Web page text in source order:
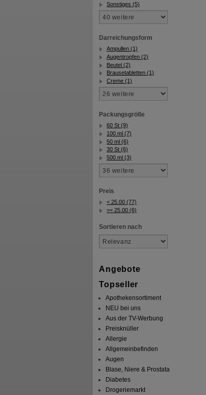
Sonstiges (5)
Darreichungsform
Ampullen (1)
Augentropfen (2)
Beutel (2)
Brausetabletten (1)
Creme (1)
Packungsgröße
60 St (9)
100 ml (7)
50 ml (6)
30 St (6)
500 ml (3)
Preis
< 25.00 (77)
>= 25.00 (6)
Sortieren nach
Angebote
Topseller
Apothekensortiment
NEU bei uns
Aus der TV-Werbung
Preisknüller
Allergie
Allgemeinbefinden
Augen
Blase, Niere & Prostata
Diabetes
Drogeriemarkt